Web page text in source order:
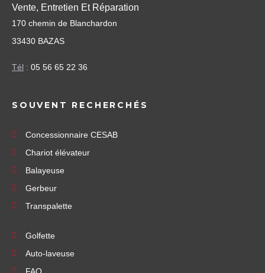
Vente, Entretien Et Réparation
170 chemin de Blanchardon
33430 BAZAS
Tél : 05 56 65 22 36
SOUVENT RECHERCHÉS
Concessionnaire CESAB
Chariot élévateur
Balayeuse
Gerbeur
Transpalette
Golfette
Auto-laveuse